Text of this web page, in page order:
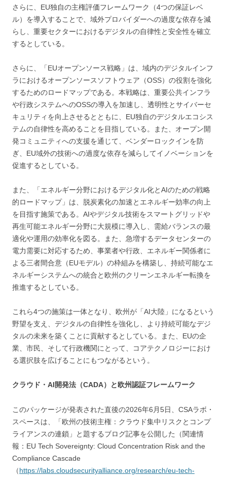
さらに、EU独自の主権評価フレームワーク（4つの保証レベ
ル）を導入することで、域外プロバイダーへの過度な依存を減
らし、重要セクターにおけるデジタルの自律性と安全性を確立
するとしている。
さらに、「EUオープンソース戦略」は、域内のデジタルインフ
ラにおけるオープンソースソフトウェア（OSS）の役割を強化
するためのロードマップである。本戦略は、重要公共インフラ
や行政システムへのOSSの導入を加速し、透明性とサイバーセ
キュリティを向上させるとともに、EU独自のデジタルエコシス
テムの自律性を高めることを目指している。また、オープン開
発コミュニティへの支援を通じて、ベンダーロックインを防
ぎ、EU域外の技術への過度な依存を減らしてイノベーションを
促進するとしている。
また、「エネルギー分野におけるデジタル化とAIのための戦略
的ロードマップ」は、脱炭素化の加速とエネルギー効率の向上
を目指す施策である。AIやデジタル技術をスマートグリッドや
再生可能エネルギー分野に大規模に導入し、需給バランスの最
適化や運用の効率化を図る。また、急増するデータセンターの
電力需要に対応するため、事業者や行政、エネルギー関係者に
よる三者間合意（EUモデル）の枠組みを構築し、持続可能なエ
ネルギーシステムへの統合と欧州のクリーンエネルギー転換を
推進するとしている。
これら4つの施策は一体となり、欧州が「AI大陸」になるという
野望を支え、デジタルの自律性を強化し、より持続可能なデジ
タルの未来を築くことに貢献するとしている。また、EUの企
業、市民、そして行政機関にとって、コアテクノロジーにおけ
る選択肢を広げることにもつながるという。
クラウド・AI開発法（CADA）と欧州認証フレームワーク
このパッケージが発表された直後の2026年6月5日、CSAラボ・
スペースは、「欧州の技術主権：クラウド集中リスクとコンプ
ライアンスの連鎖」と題するブログ記事を公開した（関連情
報：EU Tech Sovereignty: Cloud Concentration Risk and the
Compliance Cascade
（https://labs.cloudsecurityalliance.org/research/eu-tech-